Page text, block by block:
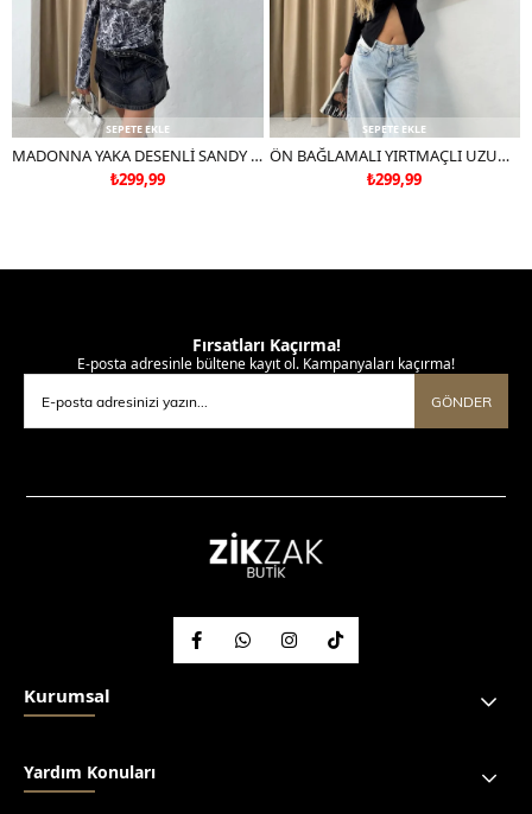
SEPETE EKLE
MADONNA YAKA DESENLİ SANDY BLUZ SİYAH
₺299,99
SEPETE EKLE
ÖN BAĞLAMALI YIRTMAÇLI UZUN KOL BLUZ SİYAH
₺299,99
Fırsatları Kaçırma!
E-posta adresinle bültene kayıt ol. Kampanyaları kaçırma!
GÖNDER
Kurumsal
Yardım Konuları